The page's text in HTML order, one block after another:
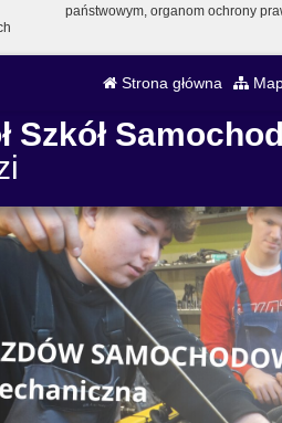
państwowym, organom ochrony
Strona główna
Szkół